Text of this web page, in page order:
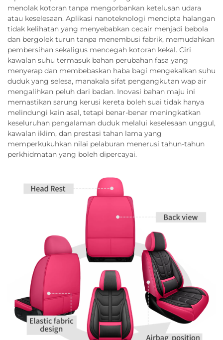
menolak kotoran tanpa mengorbankan ketelusan udara
atau keselesaan. Aplikasi nanoteknologi mencipta halangan
tidak kelihatan yang menyebabkan cecair menjadi bebola
dan bergolek turun tanpa menembusi fabrik, memudahkan
pembersihan sekaligus mencegah kotoran kekal. Ciri
kawalan suhu termasuk bahan perubahan fasa yang
menyerap dan membebaskan haba bagi mengekalkan suhu
duduk yang selesa, manakala sifat pengangkutan wap air
mengalihkan peluh dari badan. Inovasi bahan maju ini
memastikan sarung kerusi kereta boleh suai tidak hanya
melindungi kain asal, tetapi benar-benar meningkatkan
keseluruhan pengalaman duduk melalui keselesaan unggul,
kawalan iklim, dan prestasi tahan lama yang
memperkukuhkan nilai pelaburan menerusi tahun-tahun
perkhidmatan yang boleh dipercayai.